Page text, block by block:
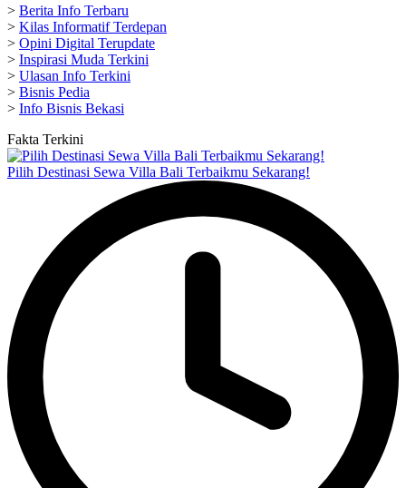
> Berita Info Terbaru
> Kilas Informatif Terdepan
> Opini Digital Terupdate
> Inspirasi Muda Terkini
> Ulasan Info Terkini
> Bisnis Pedia
> Info Bisnis Bekasi
Fakta Terkini
Pilih Destinasi Sewa Villa Bali Terbaikmu Sekarang!